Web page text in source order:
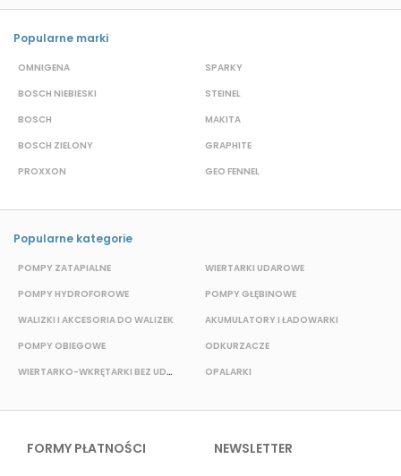
Popularne marki
OMNIGENA
BOSCH NIEBIESKI
BOSCH
BOSCH ZIELONY
PROXXON
SPARKY
STEINEL
MAKITA
GRAPHITE
GEO FENNEL
Popularne kategorie
POMPY ZATAPIALNE
POMPY HYDROFOROWE
WALIZKI I AKCESORIA DO WALIZEK
POMPY OBIEGOWE
WIERTARKO-WKRĘTARKI BEZ UDAROWE
WIERTARKI UDAROWE
POMPY GŁĘBINOWE
AKUMULATORY I ŁADOWARKI
ODKURZACZE
OPALARKI
FORMY PŁATNOŚCI NEWSLETTER